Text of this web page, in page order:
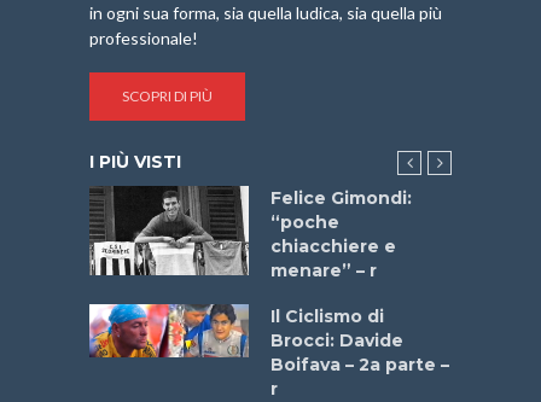
in ogni sua forma, sia quella ludica, sia quella più
professionale!
SCOPRI DI PIÙ
I PIÙ VISTI
Felice Gimondi:
“poche
chiacchiere e
menare” – r
Il Ciclismo di
Brocci: Davide
Boifava – 2a parte –
r